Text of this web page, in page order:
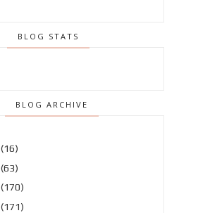
BLOG STATS
BLOG ARCHIVE
(16)
(63)
(170)
(171)